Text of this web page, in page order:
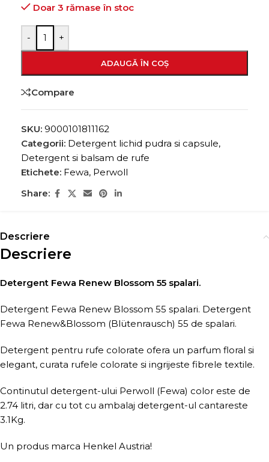
Doar 3 rămase în stoc
- +
ADAUGĂ ÎN COȘ
Compare
SKU: 9000101811162
Categorii: Detergent lichid pudra si capsule,
Detergent si balsam de rufe
Etichete: Fewa, Perwoll
Share:
Descriere
Descriere
Detergent Fewa Renew Blossom 55 spalari.
Detergent Fewa Renew Blossom 55 spalari. Detergent
Fewa Renew&Blossom (Blütenrausch) 55 de spalari.
Detergent pentru rufe colorate ofera un parfum floral si
elegant, curata rufele colorate si ingrijeste fibrele textile.
Continutul detergent-ului Perwoll (Fewa) color este de
2.74 litri, dar cu tot cu ambalaj detergent-ul cantareste
3.1Kg.
Un produs marca Henkel Austria!